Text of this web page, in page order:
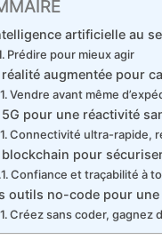
artificielle au
Prédire pour mieux agir
réalité augmentée pour
Vendre avant même
5G pour une réactivité
Connectivité ultra-rapide,
blockchain pour
Confiance et traçabilité à
outils no-code pour
Créez sans coder, gagnez